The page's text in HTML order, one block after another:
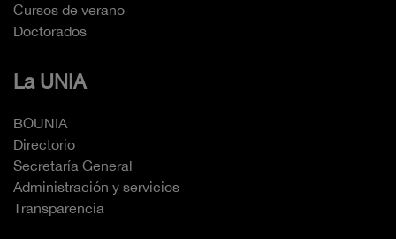
Cursos de verano
Doctorados
La UNIA
BOUNIA
Directorio
Secretaría General
Administración y servicios
Transparencia